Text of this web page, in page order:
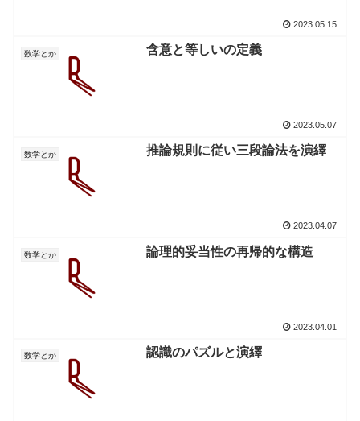
2023.05.15
数学とか 含意と等しいの定義
2023.05.07
数学とか 推論規則に従い三段論法を演繹
2023.04.07
数学とか 論理的妥当性の再帰的な構造
2023.04.01
数学とか 認識のパズルと演繹